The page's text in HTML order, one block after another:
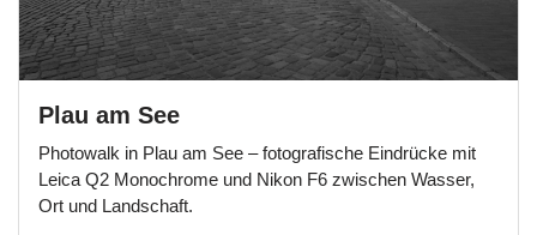
Plau am See
Photowalk in Plau am See – fotografische Eindrücke mit
Leica Q2 Monochrome und Nikon F6 zwischen Wasser,
Ort und Landschaft.